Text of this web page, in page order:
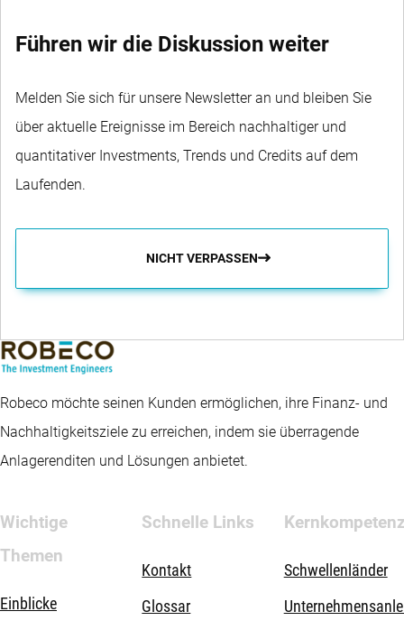
Führen wir die Diskussion weiter
Melden Sie sich für unsere Newsletter an und bleiben Sie
über aktuelle Ereignisse im Bereich nachhaltiger und
quantitativer Investments, Trends und Credits auf dem
Laufenden.
NICHT VERPASSEN
Robeco möchte seinen Kunden ermöglichen, ihre Finanz- und
Nachhaltigkeitsziele zu erreichen, indem sie überragende
Anlagerenditen und Lösungen anbietet.
Wichtige
Themen
Einblicke
Schnelle Links
Kontakt
Glossar
Schwellenländer